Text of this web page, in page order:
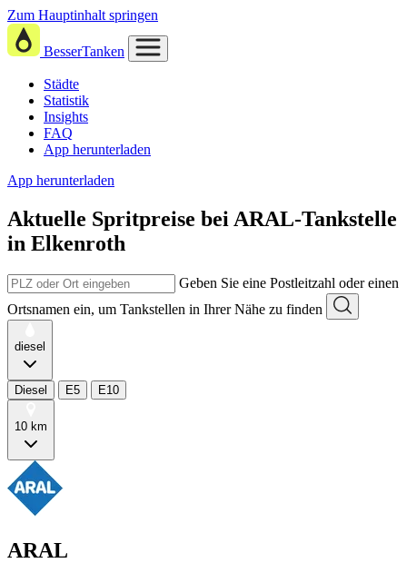
Zum Hauptinhalt springen
BesserTanken
Städte
Statistik
Insights
FAQ
App herunterladen
App herunterladen
Aktuelle Spritpreise bei ARAL-Tankstelle
in Elkenroth
Geben Sie eine Postleitzahl oder einen
Ortsnamen ein, um Tankstellen in Ihrer Nähe zu finden
diesel
Diesel E5 E10
10 km
ARAL